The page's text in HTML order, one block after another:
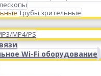
Трубы зрительные
MP4/PS
Wi-Fi оборудование